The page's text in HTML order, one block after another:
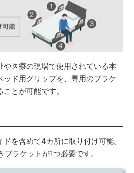
や医療の現場で使用されている本
ッド用グリップを、専用のブラケ
とが可能です。
を含めて4カ所に取り付け可能。
ラケットが1つ必要です。